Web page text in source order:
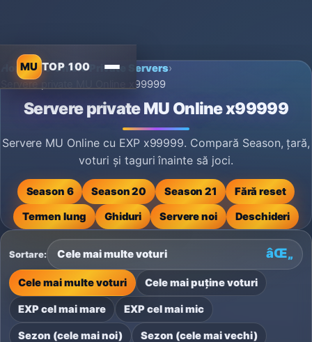
MU TOP 100
Home›MU Online Private Servers›
Servere private MU Online x99999
Servere private MU Online x99999
Servere MU Online cu EXP x99999. Compară Season, țară,
voturi și taguri înainte să joci.
Season 6 Season 20 Season 21
Fără reset
Termen lung
Ghiduri Servere noi Deschideri
Sortare:
Cele mai multe voturi Cele mai puține voturi
EXP cel mai mare EXP cel mai mic
Sezon (cele mai noi) Sezon (cele mai vechi)